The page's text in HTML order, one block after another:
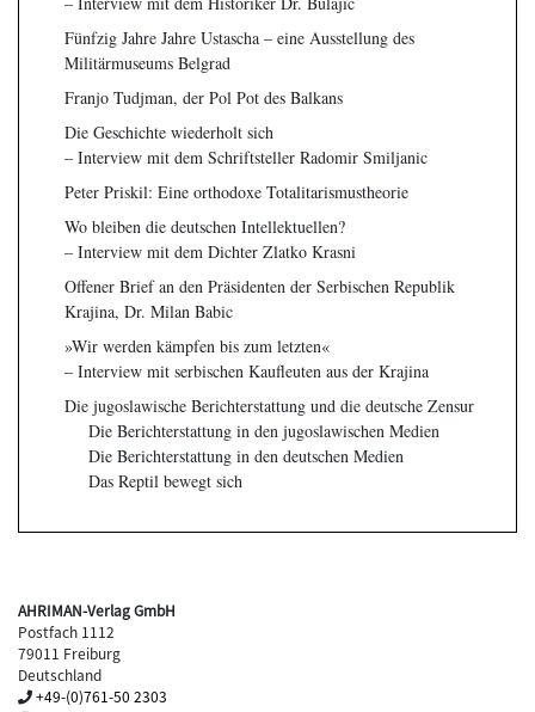
Fünfzig Jahre Jahre Ustascha – eine Ausstellung des
Militärmuseums Belgrad
Franjo Tudjman, der Pol Pot des Balkans
Die Geschichte wiederholt sich
– Interview mit dem Schriftsteller Radomir Smiljanic
Peter Priskil: Eine orthodoxe Totalitarismustheorie
Wo bleiben die deutschen Intellektuellen?
– Interview mit dem Dichter Zlatko Krasni
Offener Brief an den Präsidenten der Serbischen Republik
Krajina, Dr. Milan Babic
»Wir werden kämpfen bis zum letzten«
– Interview mit serbischen Kaufleuten aus der Krajina
Die jugoslawische Berichterstattung und die deutsche Zensur
Die Berichterstattung in den jugoslawischen Medien
Die Berichterstattung in den deutschen Medien
Das Reptil bewegt sich
AHRIMAN-Verlag GmbH
Postfach 1112
79011 Freiburg
Deutschland
+49-(0)761-50 2303